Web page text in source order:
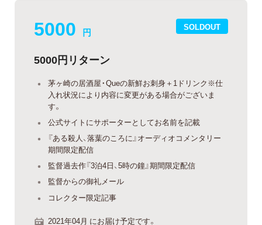
SOLDOUT
5000 円
5000円リターン
茅ヶ崎の居酒屋・Queの新鮮お刺身＋1ドリンク※仕
入れ状況により内容に変更がある場合がございま
す。
公式サイトにサポーターとしてお名前を記載
『ある殺人、落葉のころに』オーディオコメンタリー
期間限定配信
監督過去作『3泊4日、5時の鐘』期間限定配信
監督からの御礼メール
コレクター限定記事
2021年04月 にお届け予定です。